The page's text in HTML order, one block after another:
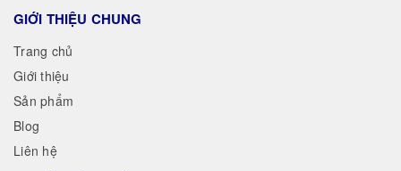
GIỚI THIỆU CHUNG
Trang chủ
Giới thiệu
Sản phẩm
Blog
Liên hệ